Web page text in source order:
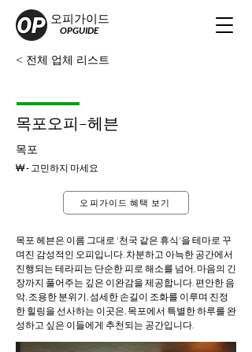
오피가이드
OPGUIDE
< 전체 업체 리스트
목포오피–헤븐
목포
₩ - 고민하지 마세요
오피가이드 혜택 보기
목포 헤븐은 이름 그대로 '천국 같은 휴식'을 테마로 꾸
며진 감성적인 오피입니다. 차분하고 아늑한 공간에서
진행되는 테라피는 단순한 피로 해소를 넘어, 마음의 긴
장까지 풀어주는 깊은 이완감을 제공합니다. 편안한 음
악, 조용한 분위기, 섬세한 손길이 조화를 이루며 진정
한 힐링을 선사하는 이곳은, 목포에서 특별한 하루를 완
성하고 싶은 이들에게 추천되는 공간입니다.